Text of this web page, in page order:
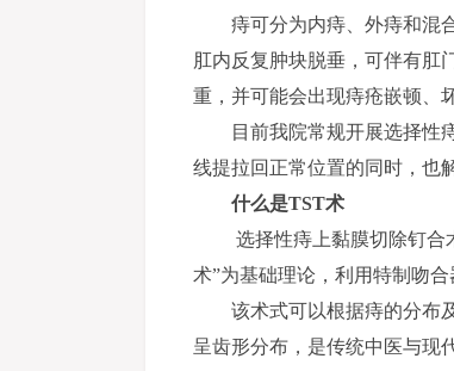
痔可分为内痔、外痔和混
肛内反复肿块脱垂，可伴有肛
重，并可能会出现痔疮嵌顿、
目前我院常规开展选择性
线提拉回正常位置的同时，也
什么是TST术
选择性痔上黏膜切除钉合
术”为基础理论，利用特制吻
该术式可以根据痔的分布
呈齿形分布，是传统中医与现